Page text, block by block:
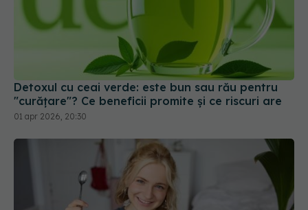
Detoxul cu ceai verde: este bun sau rău pentru
"curățare"? Ce beneficii promite și ce riscuri are
01 apr 2026, 20:30